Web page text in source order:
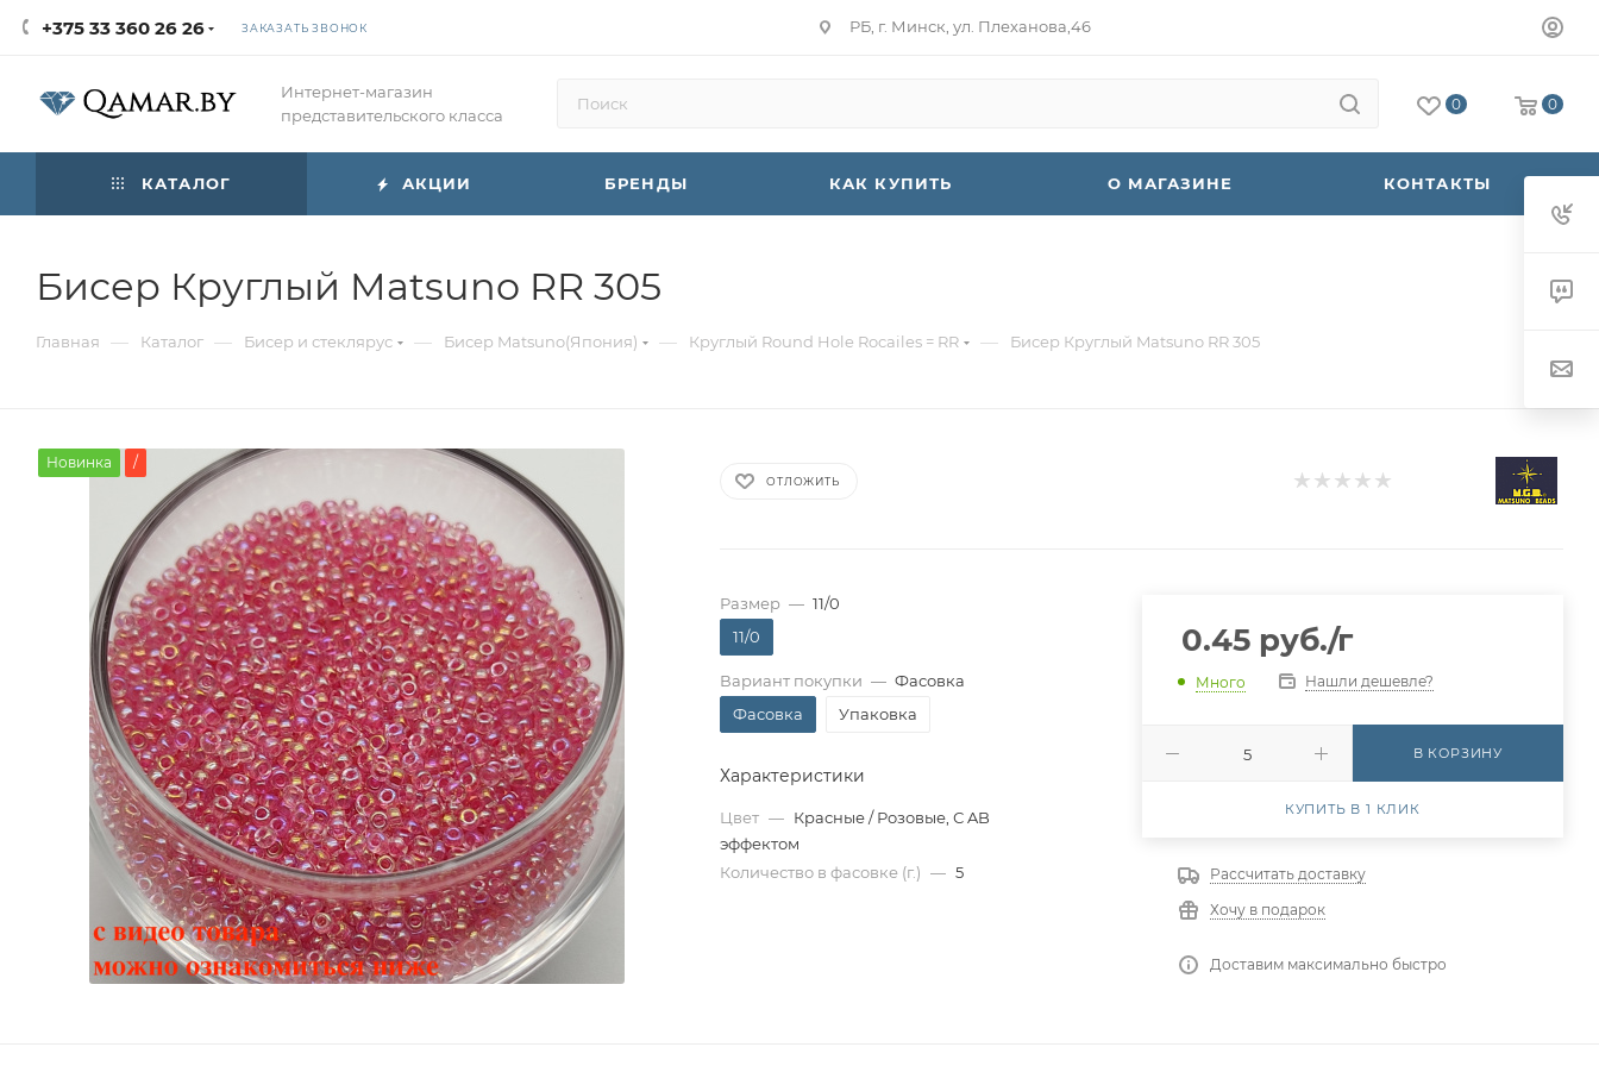
+375 33 360 26 26 ЗАКАЗАТЬ ЗВОНОК РБ, г. Минск, ул. Плеханова,46
Интернет-магазин
представительского класса
0 0
КАТАЛОГ АКЦИИ БРЕНДЫ КАК КУПИТЬ О МАГАЗИНЕ КОНТАКТЫ
Бисер Круглый Matsuno RR 305
Главная — Каталог — Бисер и стеклярус — Бисер Matsuno(Япония) — Круглый Round Hole Rocailes = RR — Бисер Круглый Matsuno RR 305
Новинка /
ОТЛОЖИТЬ
Размер — 11/0
11/0
Вариант покупки — Фасовка
Фасовка
Упаковка
Характеристики
Цвет — Красные / Розовые, С AB
эффектом
Количество в фасовке (г.) — 5
0.45руб./г
Много Нашли дешевле?
В КОРЗИНУ
КУПИТЬ В 1 КЛИК
Рассчитать доставку
Хочу в подарок
Доставим максимально быстро